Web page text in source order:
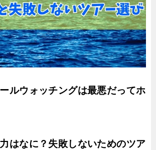
ールウォッチングは最悪だってホ
力はなに？失敗しないためのツア